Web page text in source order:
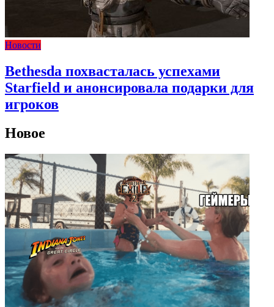
Новости
Bethesda похвасталась успехами
Starfield и анонсировала подарки для
игроков
Новое